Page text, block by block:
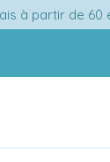
à partir de 60